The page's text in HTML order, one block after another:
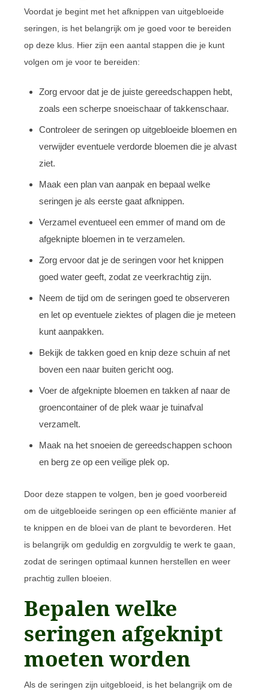
Voordat je begint met het afknippen van uitgebloeide
seringen, is het belangrijk om je goed voor te bereiden
op deze klus. Hier zijn een aantal stappen die je kunt
volgen om je voor te bereiden:
Zorg ervoor dat je de juiste gereedschappen hebt,
zoals een scherpe snoeischaar of takkenschaar.
Controleer de seringen op uitgebloeide bloemen en
verwijder eventuele verdorde bloemen die je alvast
ziet.
Maak een plan van aanpak en bepaal welke
seringen je als eerste gaat afknippen.
Verzamel eventueel een emmer of mand om de
afgeknipte bloemen in te verzamelen.
Zorg ervoor dat je de seringen voor het knippen
goed water geeft, zodat ze veerkrachtig zijn.
Neem de tijd om de seringen goed te observeren
en let op eventuele ziektes of plagen die je meteen
kunt aanpakken.
Bekijk de takken goed en knip deze schuin af net
boven een naar buiten gericht oog.
Voer de afgeknipte bloemen en takken af naar de
groencontainer of de plek waar je tuinafval
verzamelt.
Maak na het snoeien de gereedschappen schoon
en berg ze op een veilige plek op.
Door deze stappen te volgen, ben je goed voorbereid
om de uitgebloeide seringen op een efficiënte manier af
te knippen en de bloei van de plant te bevorderen. Het
is belangrijk om geduldig en zorgvuldig te werk te gaan,
zodat de seringen optimaal kunnen herstellen en weer
prachtig zullen bloeien.
Bepalen welke
seringen afgeknipt
moeten worden
Als de seringen zijn uitgebloeid, is het belangrijk om de